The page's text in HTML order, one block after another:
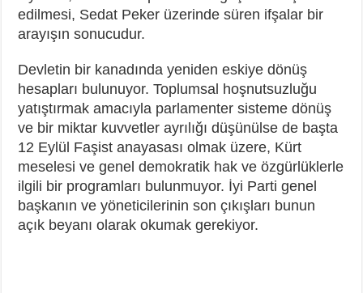
edilmesi, Sedat Peker üzerinde süren ifşalar bir
arayışın sonucudur.
Devletin bir kanadında yeniden eskiye dönüş
hesapları bulunuyor. Toplumsal hoşnutsuzluğu
yatıştırmak amacıyla parlamenter sisteme dönüş
ve bir miktar kuvvetler ayrılığı düşünülse de başta
12 Eylül Faşist anayasası olmak üzere, Kürt
meselesi ve genel demokratik hak ve özgürlüklerle
ilgili bir programları bulunmuyor. İyi Parti genel
başkanın ve yöneticilerinin son çıkışları bunun
açık beyanı olarak okumak gerekiyor.